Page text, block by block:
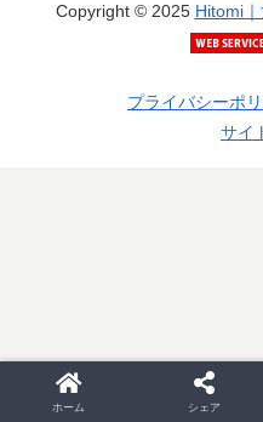
Copyright © 2025 Hitomi
プライバシーポ
サイ
ホーム シェア